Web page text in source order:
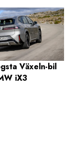
Växeln-bil
iX3